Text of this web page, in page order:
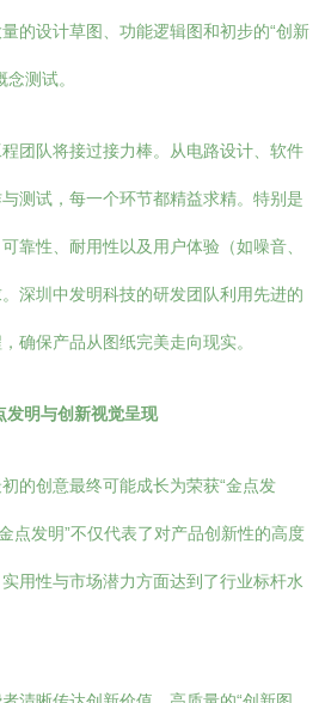
的设计草图、功能逻辑图和初步的“创新
测试。
团队将接过接力棒。从电路设计、软件
测试，每一个环节都精益求精。特别是
靠性、耐用性以及用户体验（如噪音、
深圳中发明科技的研发团队利用先进的
确保产品从图纸完美走向现实。
发明与创新视觉呈现
的创意最终可能成长为荣获“金点发
点发明”不仅代表了对产品创新性的高度
用性与市场潜力方面达到了行业标杆水